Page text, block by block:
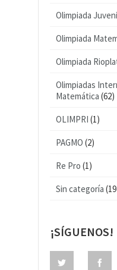
Olimpiada
Olimpiada
Olimpiada
Olimpiadas
Matemática (62)
OLIMPRI (1)
PAGMO (2)
Re Pro (1)
Sin categoría
¡SÍGUENOS!